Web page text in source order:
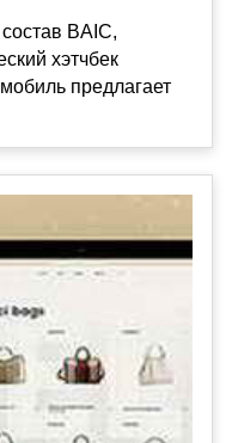
BAIC,
хэтчбек
предлагает